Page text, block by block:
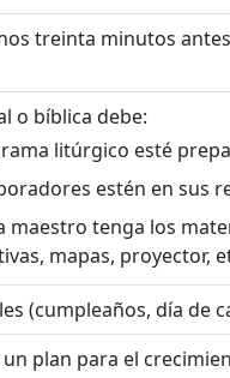
treinta minutos
o bíblica debe:
litúrgico esté
estén en sus
maestro tenga los
mapas, proyector,
(cumpleaños, día de
plan para el